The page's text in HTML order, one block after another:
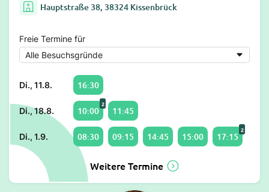
Hauptstraße 38, 38324 Kissenbrück
Freie Termine für
Di., 11.8. 16:30
Di., 18.8. 10:00
2
11:45
Di., 1.9. 08:30 09:15 14:45 15:00 17:15
2
Weitere Termine